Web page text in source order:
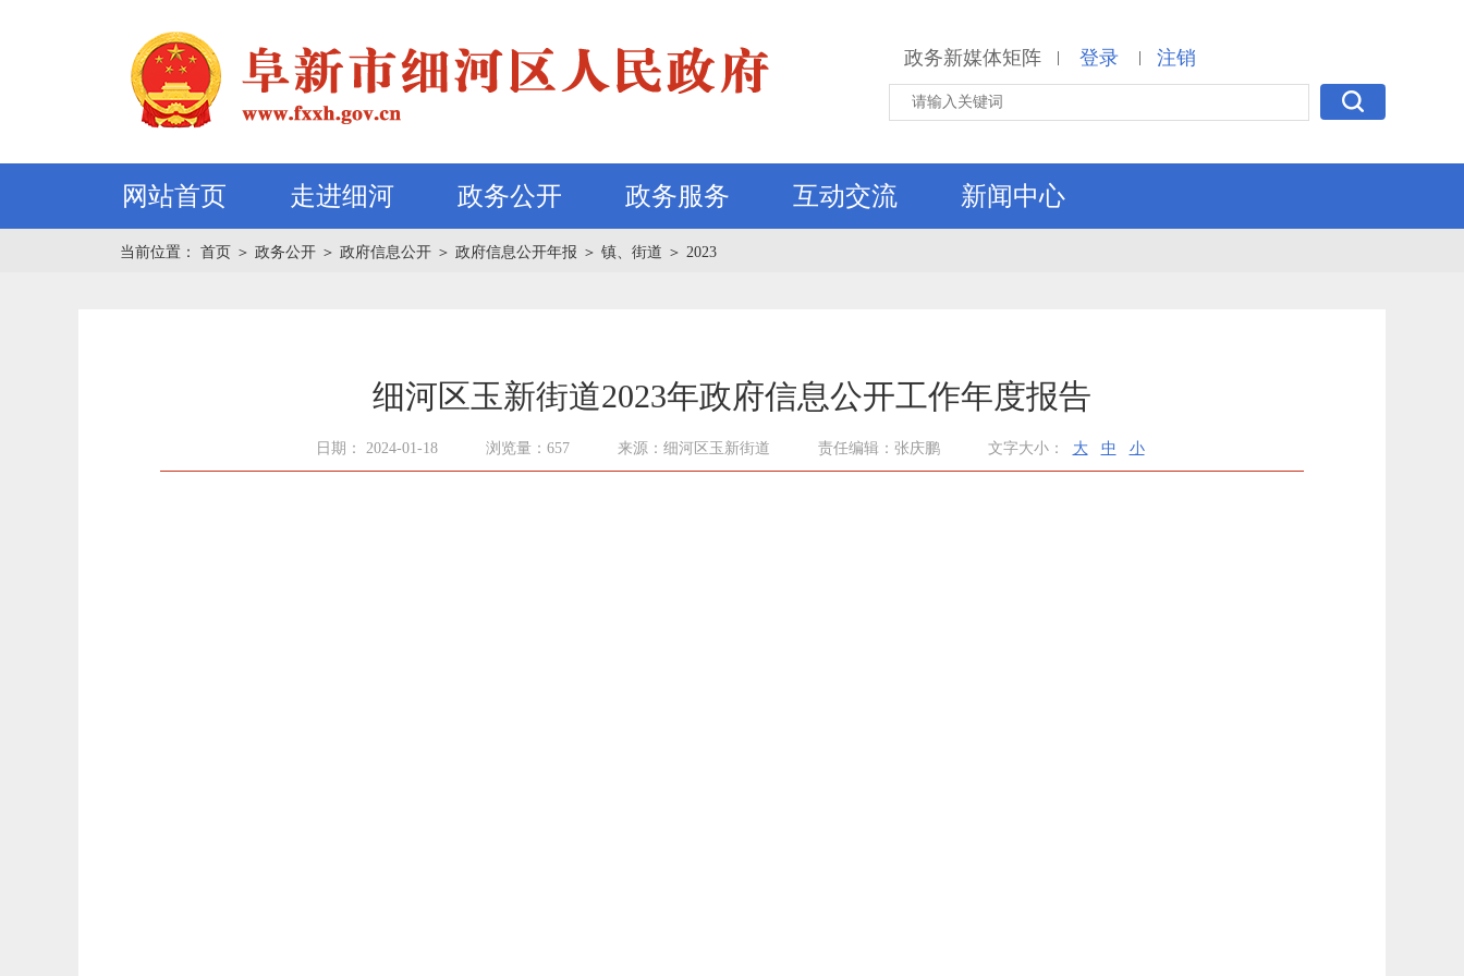
政务新媒体矩阵 | 登录 | 注销
网站首页 走进细河 政务公开 政务服务 互动交流 新闻中心
当前位置： 首页 ＞ 政务公开 ＞ 政府信息公开 ＞ 政府信息公开年报 ＞ 镇、街道 ＞ 2023
细河区玉新街道2023年政府信息公开工作年度报告
日期： 2024-01-18 浏览量：657 来源：细河区玉新街道 责任编辑：张庆鹏 文字大小： 大 中 小